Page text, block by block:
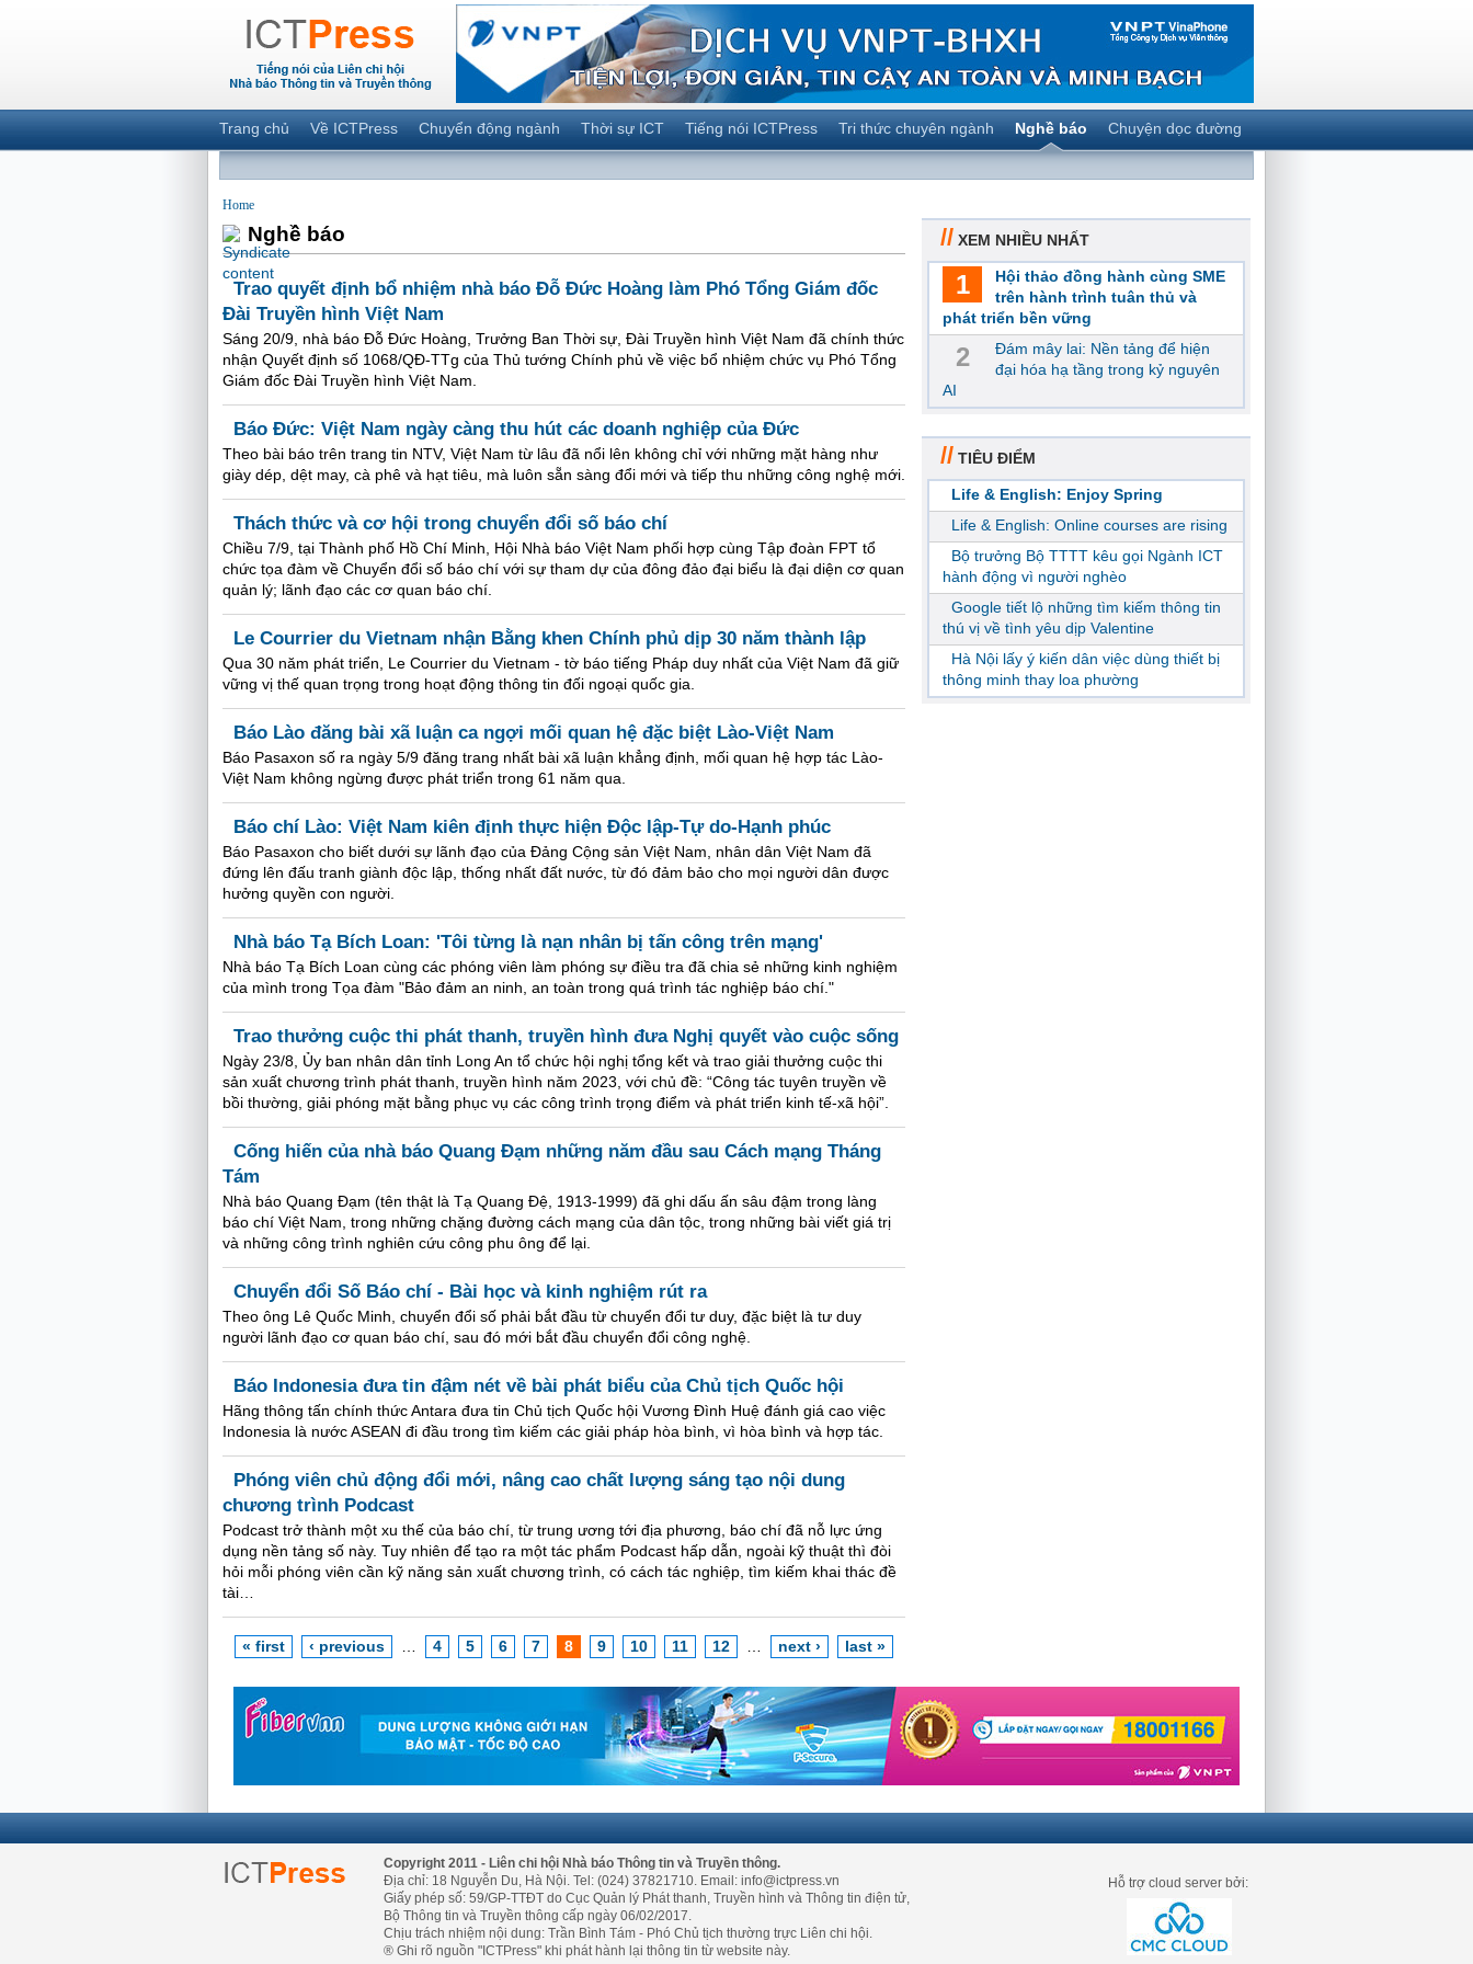
Trang chủ Về ICTPress Chuyển động ngành Thời sự ICT Tiếng nói ICTPress Tri thức chuyên ngành Nghề báo Chuyện dọc đường
Home
Nghề báo
Trao quyết định bổ nhiệm nhà báo Đỗ Đức Hoàng làm Phó Tổng Giám đốc
Đài Truyền hình Việt Nam
Sáng 20/9, nhà báo Đỗ Đức Hoàng, Trưởng Ban Thời sự, Đài Truyền hình Việt Nam đã chính thức
nhận Quyết định số 1068/QĐ-TTg của Thủ tướng Chính phủ về việc bổ nhiệm chức vụ Phó Tổng
Giám đốc Đài Truyền hình Việt Nam.
Báo Đức: Việt Nam ngày càng thu hút các doanh nghiệp của Đức
Theo bài báo trên trang tin NTV, Việt Nam từ lâu đã nổi lên không chỉ với những mặt hàng như
giày dép, dệt may, cà phê và hạt tiêu, mà luôn sẵn sàng đổi mới và tiếp thu những công nghệ mới.
Thách thức và cơ hội trong chuyển đổi số báo chí
Chiều 7/9, tại Thành phố Hồ Chí Minh, Hội Nhà báo Việt Nam phối hợp cùng Tập đoàn FPT tổ
chức tọa đàm về Chuyển đổi số báo chí với sự tham dự của đông đảo đại biểu là đại diện cơ quan
quản lý; lãnh đạo các cơ quan báo chí.
Le Courrier du Vietnam nhận Bằng khen Chính phủ dịp 30 năm thành lập
Qua 30 năm phát triển, Le Courrier du Vietnam - tờ báo tiếng Pháp duy nhất của Việt Nam đã giữ
vững vị thế quan trọng trong hoạt động thông tin đối ngoại quốc gia.
Báo Lào đăng bài xã luận ca ngợi mối quan hệ đặc biệt Lào-Việt Nam
Báo Pasaxon số ra ngày 5/9 đăng trang nhất bài xã luận khẳng định, mối quan hệ hợp tác Lào-
Việt Nam không ngừng được phát triển trong 61 năm qua.
Báo chí Lào: Việt Nam kiên định thực hiện Độc lập-Tự do-Hạnh phúc
Báo Pasaxon cho biết dưới sự lãnh đạo của Đảng Cộng sản Việt Nam, nhân dân Việt Nam đã
đứng lên đấu tranh giành độc lập, thống nhất đất nước, từ đó đảm bảo cho mọi người dân được
hưởng quyền con người.
Nhà báo Tạ Bích Loan: 'Tôi từng là nạn nhân bị tấn công trên mạng'
Nhà báo Tạ Bích Loan cùng các phóng viên làm phóng sự điều tra đã chia sẻ những kinh nghiệm
của mình trong Tọa đàm "Bảo đảm an ninh, an toàn trong quá trình tác nghiệp báo chí."
Trao thưởng cuộc thi phát thanh, truyền hình đưa Nghị quyết vào cuộc sống
Ngày 23/8, Ủy ban nhân dân tỉnh Long An tổ chức hội nghị tổng kết và trao giải thưởng cuộc thi
sản xuất chương trình phát thanh, truyền hình năm 2023, với chủ đề: “Công tác tuyên truyền về
bồi thường, giải phóng mặt bằng phục vụ các công trình trọng điểm và phát triển kinh tế-xã hội”.
Cống hiến của nhà báo Quang Đạm những năm đầu sau Cách mạng Tháng
Tám
Nhà báo Quang Đạm (tên thật là Tạ Quang Đệ, 1913-1999) đã ghi dấu ấn sâu đậm trong làng
báo chí Việt Nam, trong những chặng đường cách mạng của dân tộc, trong những bài viết giá trị
và những công trình nghiên cứu công phu ông để lại.
Chuyển đổi Số Báo chí - Bài học và kinh nghiệm rút ra
Theo ông Lê Quốc Minh, chuyển đổi số phải bắt đầu từ chuyển đổi tư duy, đặc biệt là tư duy
người lãnh đạo cơ quan báo chí, sau đó mới bắt đầu chuyển đổi công nghệ.
Báo Indonesia đưa tin đậm nét về bài phát biểu của Chủ tịch Quốc hội
Hãng thông tấn chính thức Antara đưa tin Chủ tịch Quốc hội Vương Đình Huệ đánh giá cao việc
Indonesia là nước ASEAN đi đầu trong tìm kiếm các giải pháp hòa bình, vì hòa bình và hợp tác.
Phóng viên chủ động đổi mới, nâng cao chất lượng sáng tạo nội dung
chương trình Podcast
Podcast trở thành một xu thế của báo chí, từ trung ương tới địa phương, báo chí đã nỗ lực ứng
dụng nền tảng số này. Tuy nhiên để tạo ra một tác phẩm Podcast hấp dẫn, ngoài kỹ thuật thì đòi
hỏi mỗi phóng viên cần kỹ năng sản xuất chương trình, có cách tác nghiệp, tìm kiếm khai thác đề
tài…
« first ‹ previous 4 5 6 7 8 9 10 11 12 next › last »
// XEM NHIỀU NHẤT
1
Hội thảo đồng hành cùng SME
trên hành trình tuân thủ và
phát triển bền vững
2
Đám mây lai: Nền tảng để hiện
đại hóa hạ tầng trong kỷ nguyên
AI
// TIÊU ĐIỂM
Life & English: Enjoy Spring
Life & English: Online courses are rising
Bộ trưởng Bộ TTTT kêu gọi Ngành ICT
hành động vì người nghèo
Google tiết lộ những tìm kiếm thông tin
thú vị về tình yêu dịp Valentine
Hà Nội lấy ý kiến dân việc dùng thiết bị
thông minh thay loa phường
Copyright 2011 - Liên chi hội Nhà báo Thông tin và Truyền thông.
Địa chỉ: 18 Nguyễn Du, Hà Nội. Tel: (024) 37821710. Email: info@ictpress.vn
Giấy phép số: 59/GP-TTĐT do Cục Quản lý Phát thanh, Truyền hình và Thông tin điện tử,
Bộ Thông tin và Truyền thông cấp ngày 06/02/2017.
Chịu trách nhiệm nội dung: Trần Bình Tám - Phó Chủ tịch thường trực Liên chi hội.
® Ghi rõ nguồn "ICTPress" khi phát hành lại thông tin từ website này.
Hỗ trợ cloud server bởi: